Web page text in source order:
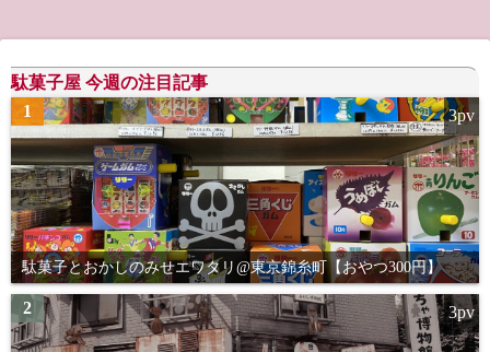
駄菓子屋 今週の注目記事
1
駄菓子とおかしのみせエワタリ@東京錦糸町【おやつ300円】
3pv
2 3pv